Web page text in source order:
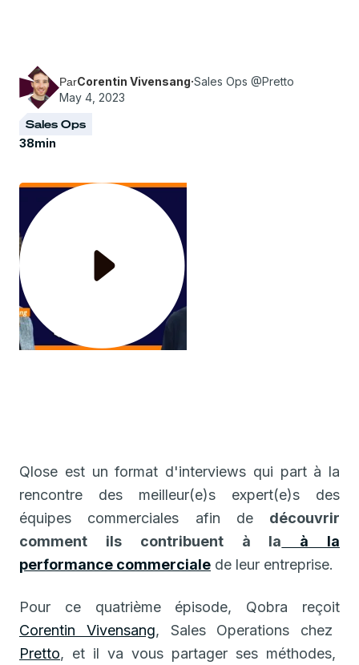
ParCorentin Vivensang·Sales Ops @Pretto
May 4, 2023
Sales Ops
38min
Qlose est un format d'interviews qui part à la
rencontre des meilleur(e)s expert(e)s des
équipes commerciales afin de découvrir
comment ils contribuent à la à la
performance commerciale de leur entreprise.
Pour ce quatrième épisode, Qobra reçoit
Corentin Vivensang, Sales Operations chez
Pretto, et il va vous partager ses méthodes,